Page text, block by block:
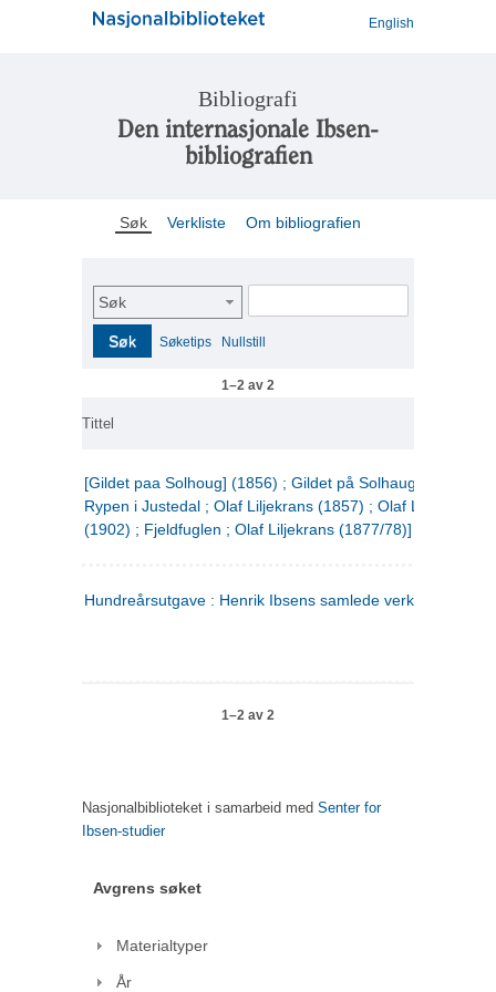
English
Bibliografi
Den internasjonale Ibsen-
bibliografien
Søk Verkliste Om bibliografien
Søk
Søk Søketips Nullstill
1–2 av 2
Tittel
[Gildet paa Solhoug] (1856) ; Gildet på Solhaug (1883) ;
Rypen i Justedal ; Olaf Liljekrans (1857) ; Olaf Liljekrans
(1902) ; Fjeldfuglen ; Olaf Liljekrans (1877/78)]
Hundreårsutgave : Henrik Ibsens samlede verker. 3
1–2 av 2
Nasjonalbiblioteket i samarbeid med Senter for
Ibsen-studier
Avgrens søket
Materialtyper
År